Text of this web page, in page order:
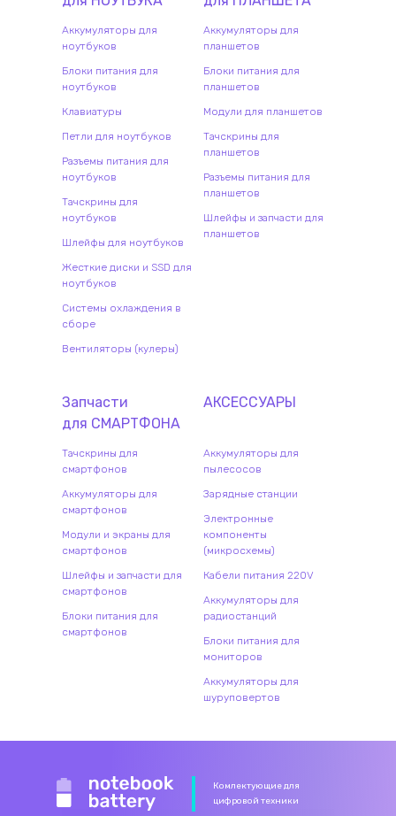
Аккумуляторы для
ноутбуков
Блоки питания для
ноутбуков
Клавиатуры
Петли для ноутбуков
Разъемы питания для
ноутбуков
Тачскрины для
ноутбуков
Шлейфы для ноутбуков
Жесткие диски и SSD для
ноутбуков
Системы охлаждения в
сборе
Вентиляторы (кулеры)
Аккумуляторы для
планшетов
Блоки питания для
планшетов
Модули для планшетов
Тачскрины для
планшетов
Разъемы питания для
планшетов
Шлейфы и запчасти для
планшетов
Запчасти
для СМАРТФОНА
Тачскрины для
смартфонов
Аккумуляторы для
смартфонов
Модули и экраны для
смартфонов
Шлейфы и запчасти для
смартфонов
Блоки питания для
смартфонов
АКСЕССУАРЫ
Аккумуляторы для
пылесосов
Зарядные станции
Электронные
компоненты
(микросхемы)
Кабели питания 220V
Аккумуляторы для
радиостанций
Блоки питания для
мониторов
Аккумуляторы для
шуруповертов
Комлектующие для
цифровой техники